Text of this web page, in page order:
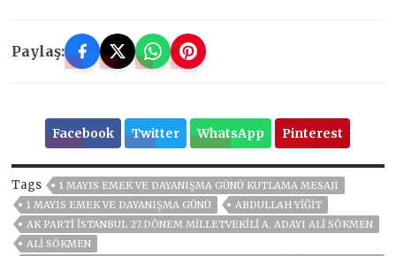
Paylaş:
Facebook Twitter WhatsApp Pinterest
Tags
1 MAYIS EMEK VE DAYANIŞMA GÜNÜ KUTLAMA MESAJI
1 MAYIS EMEK VE DAYANIŞMA GÜNÜ
ABDULLAH YIĞIT
AK PARTI İSTANBUL 27.DÖNEM MILLETVEKILI A. ADAYI ALI SÖKMEN
ALI SÖKMEN